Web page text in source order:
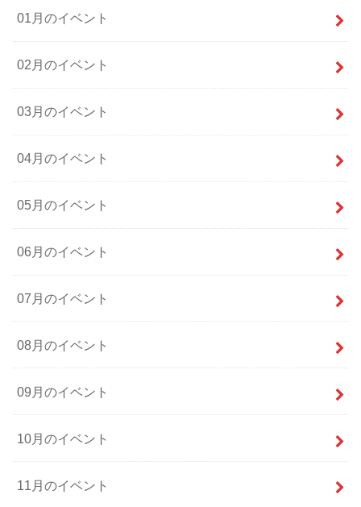
01月のイベント
02月のイベント
03月のイベント
04月のイベント
05月のイベント
06月のイベント
07月のイベント
08月のイベント
09月のイベント
10月のイベント
11月のイベント